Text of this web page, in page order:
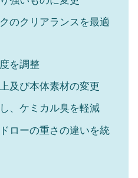
のクリアランスを最適
を調整
及び本体素材の変更
、ケミカル臭を軽減
ローの重さの違いを統